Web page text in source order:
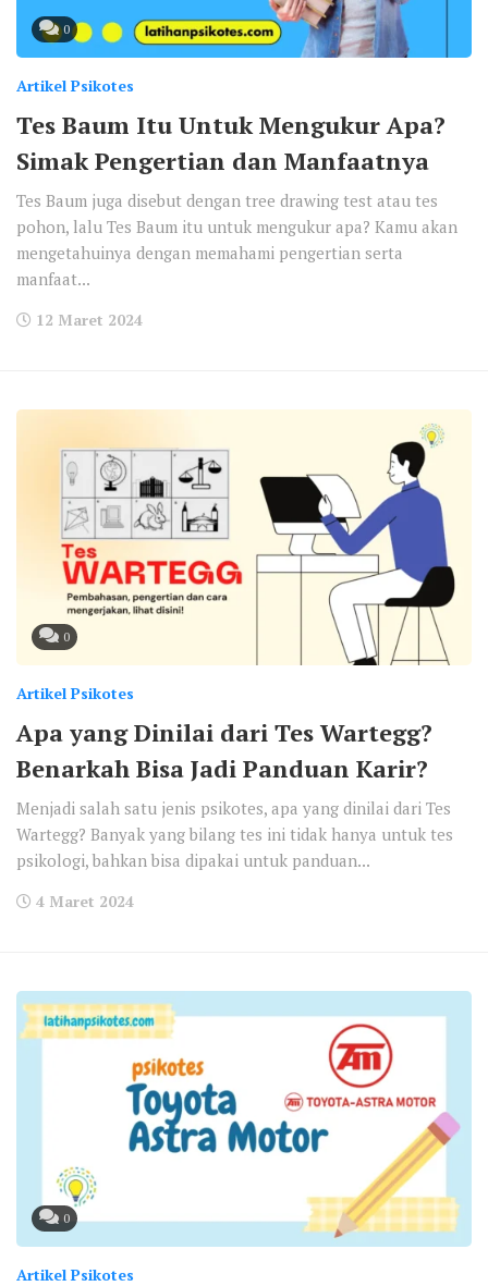
0
Artikel Psikotes
Tes Baum Itu Untuk Mengukur Apa?
Simak Pengertian dan Manfaatnya
Tes Baum juga disebut dengan tree drawing test atau tes
pohon, lalu Tes Baum itu untuk mengukur apa? Kamu akan
mengetahuinya dengan memahami pengertian serta
manfaat...
12 Maret 2024
0
Artikel Psikotes
Apa yang Dinilai dari Tes Wartegg?
Benarkah Bisa Jadi Panduan Karir?
Menjadi salah satu jenis psikotes, apa yang dinilai dari Tes
Wartegg? Banyak yang bilang tes ini tidak hanya untuk tes
psikologi, bahkan bisa dipakai untuk panduan...
4 Maret 2024
0
Artikel Psikotes